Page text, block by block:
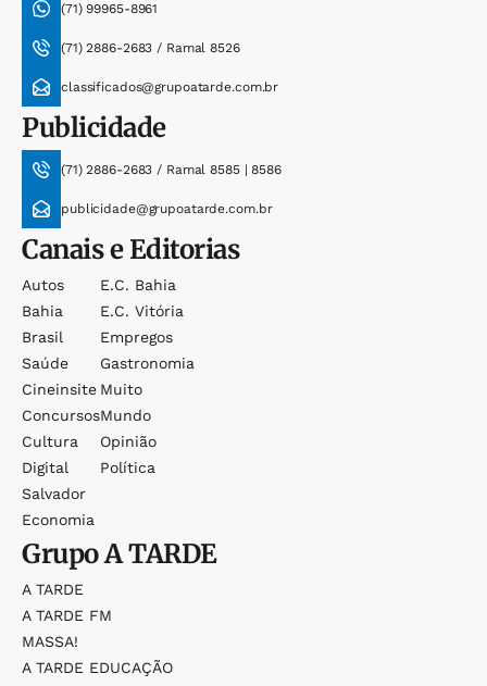
(71) 99965-8961
(71) 2886-2683 / Ramal 8526
classificados@grupoatarde.com.br
Publicidade
(71) 2886-2683 / Ramal 8585 | 8586
publicidade@grupoatarde.com.br
Canais e Editorias
Autos
Bahia
Brasil
Saúde
Cineinsite
Concursos
Cultura
Digital
Salvador
Economia
E.c. Bahia
E.c. Vitória
Empregos
Gastronomia
Muito
Mundo
Opinião
Política
GrupoA TARDE
A TARDE
A TARDE FM
MASSA!
A TARDE EDUCAÇÃO